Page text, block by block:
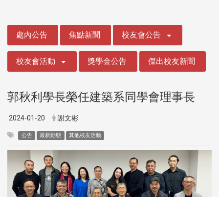
處內公告 焦點新聞 校友會公告
校友會活動 獎學金公告 傑出校友新聞
郭秋利學長榮任建築系同學會理事長
2024-01-20 謝文彬
公告 最新動態 其他校友活動